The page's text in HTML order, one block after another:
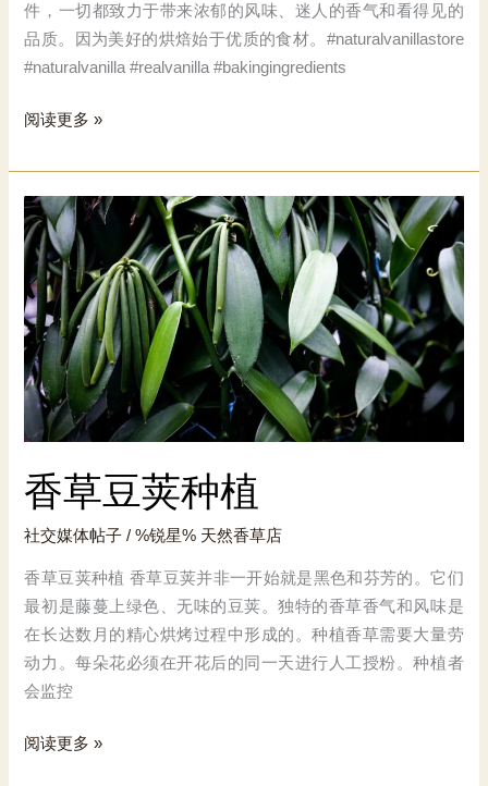
件，一切都致力于带来浓郁的风味、迷人的香气和看得见的
品质。因为美好的烘焙始于优质的食材。#naturalvanillastore
#naturalvanilla #realvanilla #bakingingredients
天
香
草
店
阅读更多 »
香草豆荚种植
社交媒体帖子 / %锐星% 天然香草店
香草豆荚种植 香草豆荚并非一开始就是黑色和芬芳的。它们
最初是藤蔓上绿色、无味的豆荚。独特的香草香气和风味是
在长达数月的精心烘烤过程中形成的。种植香草需要大量劳
动力。每朵花必须在开花后的同一天进行人工授粉。种植者
会监控
香
阅读更多 »